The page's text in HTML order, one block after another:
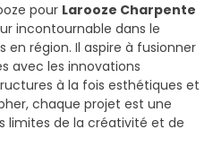
pour Larooze Charpente
incontournable dans le
région. Il aspire à fusionner
avec les innovations
à la fois esthétiques et
chaque projet est une
limites de la créativité et de